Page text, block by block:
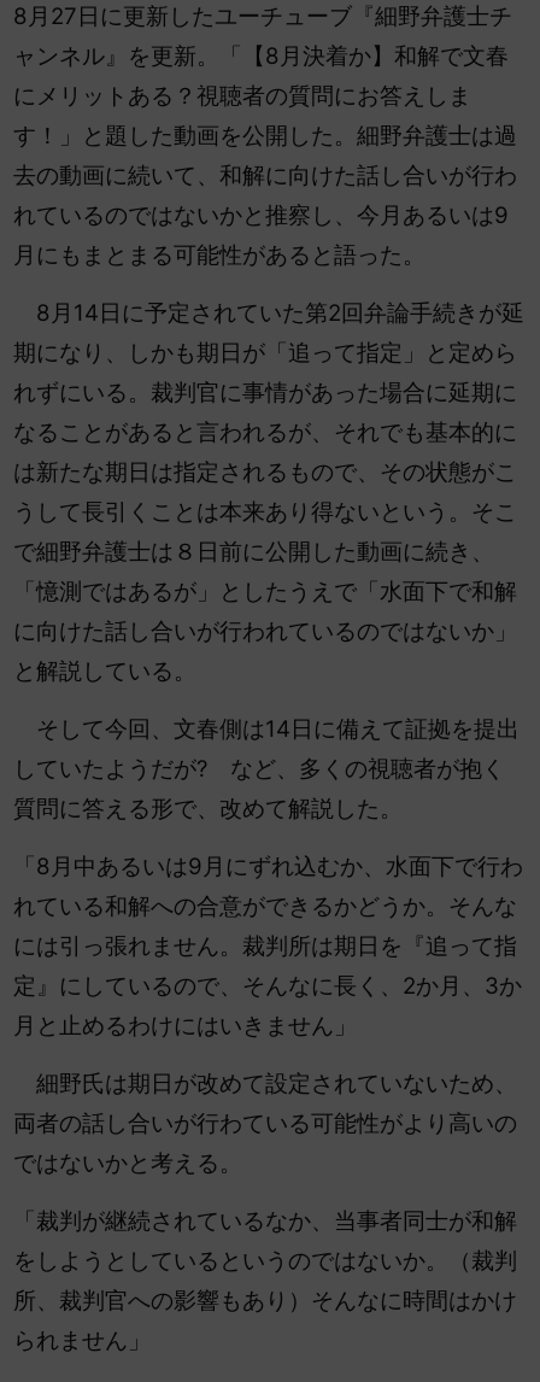
8月27日に更新したユーチューブ『細野弁護士チ
ャンネル』を更新。「【8月決着か】和解で文春
にメリットある？視聴者の質問にお答えしま
す！」と題した動画を公開した。細野弁護士は過
去の動画に続いて、和解に向けた話し合いが行わ
れているのではないかと推察し、今月あるいは9
月にもまとまる可能性があると語った。
8月14日に予定されていた第2回弁論手続きが延
期になり、しかも期日が「追って指定」と定めら
れずにいる。裁判官に事情があった場合に延期に
なることがあると言われるが、それでも基本的に
は新たな期日は指定されるもので、その状態がこ
うして長引くことは本来あり得ないという。そこ
で細野弁護士は８日前に公開した動画に続き、
「憶測ではあるが」としたうえで「水面下で和解
に向けた話し合いが行われているのではないか」
と解説している。
そして今回、文春側は14日に備えて証拠を提出
していたようだが? など、多くの視聴者が抱く
質問に答える形で、改めて解説した。
「8月中あるいは9月にずれ込むか、水面下で行わ
れている和解への合意ができるかどうか。そんな
には引っ張れません。裁判所は期日を『追って指
定』にしているので、そんなに長く、2か月、3か
月と止めるわけにはいきません」
細野氏は期日が改めて設定されていないため、
両者の話し合いが行わている可能性がより高いの
ではないかと考える。
「裁判が継続されているなか、当事者同士が和解
をしようとしているというのではないか。（裁判
所、裁判官への影響もあり）そんなに時間はかけ
られません」